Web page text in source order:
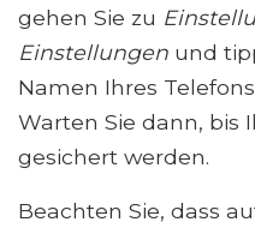
gehen Sie zu
Einstellungen und
Namen Ihres
Warten Sie dann, bis
gesichert werden.
Beachten Sie, dass